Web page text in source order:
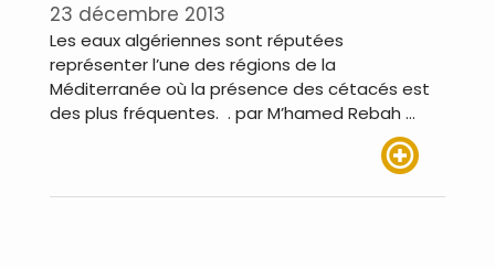
23 décembre 2013
Les eaux algériennes sont réputées
représenter l’une des régions de la
Méditerranée où la présence des cétacés est
des plus fréquentes. . par M’hamed Rebah …